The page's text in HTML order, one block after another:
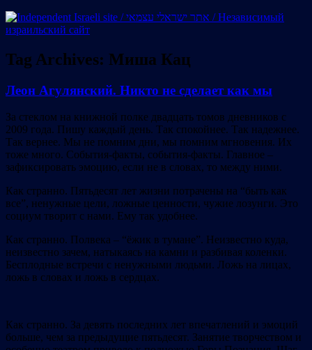
Tag Archives: Миша Кац
Леон Агулянский. Никто не сделает как мы
За стеклом на книжной полке двадцать томов дневников с
2009 года. Пишу каждый день. Так спокойнее. Так надежнее.
Так вернее. Мы не помним дни, мы помним мгновения. Их
тоже много. События-факты, события-факты. Главное –
зафиксировать эмоцию, если не в словах, то между ними.
Как странно. Пятьдесят лет жизни потрачены на “быть как
все”, ненужные цели, ложные ценности, чужие лозунги. Это
социум творит с нами. Ему так удобнее.
Как странно. Полвека – “ёжик в тумане”. Неизвестно куда,
неизвестно зачем, натыкаясь на камни и разбивая коленки.
Бесплодные встречи с ненужными людьми. Ложь на лицах,
ложь в словах и ложь в сердцах.
Как странно. За девять последних лет впечатлений и эмоций
больше, чем за предыдущие пятьдесят. Занятие творчеством и